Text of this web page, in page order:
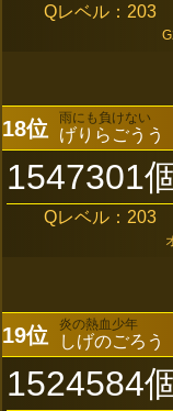
Qレベル：203
18位 雨にも負けない
げりらごうう
1547301
Qレベル：203
19位 炎の熱血少年
しげのごろう
1524584